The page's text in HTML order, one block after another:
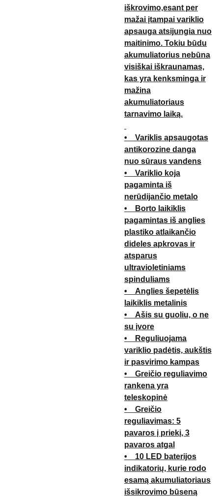
iškrovimo,esant per
mažai įtampai variklio
apsauga atsijungia nuo
maitinimo. Tokiu būdu
akumuliatorius nebūna
visiškai iškraunamas,
kas yra kenksminga ir
mažina
akumuliatoriaus
tarnavimo laiką.
• Variklis apsaugotas
antikorozine danga
nuo sūraus vandens
• Variklio koja
pagaminta iš
nerūdijančio metalo
• Borto laikiklis
pagamintas iš anglies
plastiko atlaikančio
dideles apkrovas ir
atsparus
ultravioletiniams
spinduliams
• Anglies šepetėlis
laikiklis metalinis
• Ašis su guoliu, o ne
su įvore
• Reguliuojama
variklio padėtis, aukštis
ir pasvirimo kampas
• Greičio reguliavimo
rankena yra
teleskopinė
• Greičio
reguliavimas: 5
pavaros į priekį, 3
pavaros atgal
• 10 LED baterijos
indikatorių, kurie rodo
esamą akumuliatoriaus
išsikrovimo būseną